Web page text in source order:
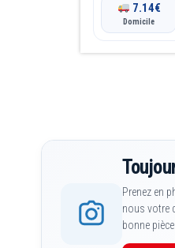
7.14€
Domicile
Prenez en
nous votre
bonne pièce.